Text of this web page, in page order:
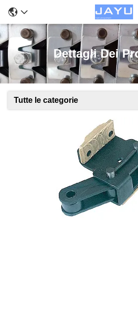
Dettagli Dei
Tutte le categorie